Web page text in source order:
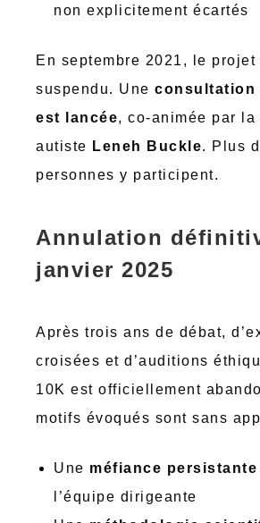
non explicitement écartés
En septembre 2021, le projet
suspendu. Une consultation
est lancée, co-animée par la
autiste Leneh Buckle. Plus
personnes y participent.
Annulation
janvier 2025
Après trois ans de débat,
croisées et d’auditions
10K est officiellement
motifs évoqués sont sans
Une méfiance persistante
l’équipe dirigeante